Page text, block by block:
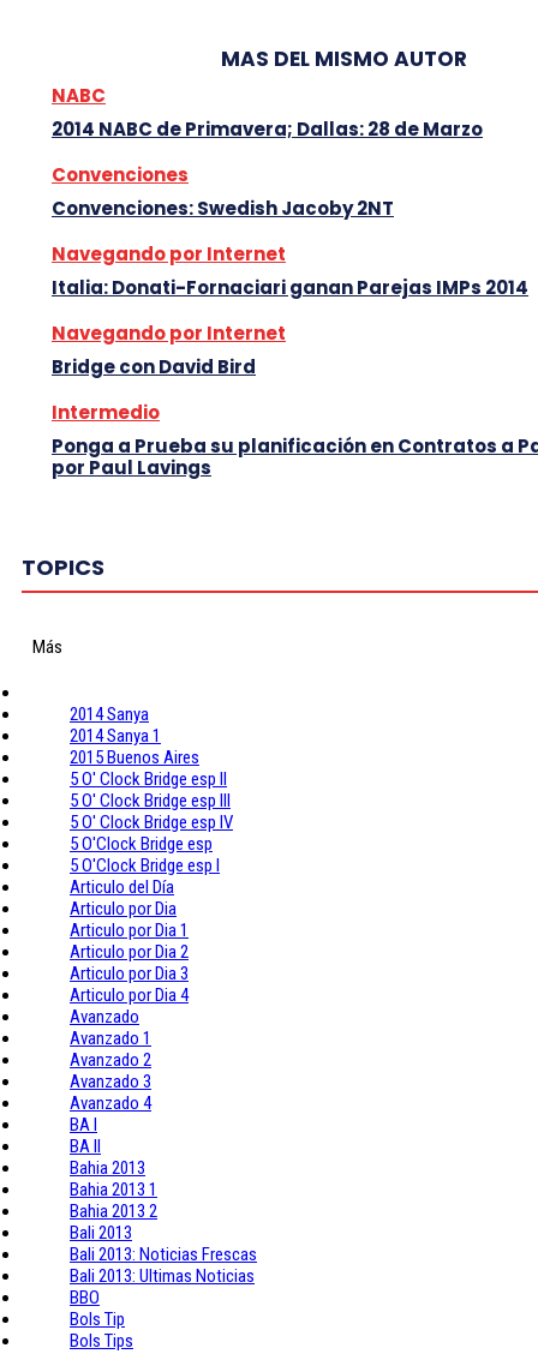
MAS DEL MISMO AUTOR
NABC
2014 NABC de Primavera; Dallas: 28 de Marzo
Convenciones
Convenciones: Swedish Jacoby 2NT
Navegando por Internet
Italia: Donati-Fornaciari ganan Parejas IMPs 2014
Navegando por Internet
Bridge con David Bird
Intermedio
Ponga a Prueba su planificación en Contratos a
por Paul Lavings
TOPICS
Más
2014 Sanya
2014 Sanya 1
2015 Buenos Aires
5 O' Clock Bridge esp II
5 O' Clock Bridge esp III
5 O' Clock Bridge esp IV
5 O'Clock Bridge esp
5 O'Clock Bridge esp I
Articulo del Día
Articulo por Dia
Articulo por Dia 1
Articulo por Dia 2
Articulo por Dia 3
Articulo por Dia 4
Avanzado
Avanzado 1
Avanzado 2
Avanzado 3
Avanzado 4
BA I
BA II
Bahia 2013
Bahia 2013 1
Bahia 2013 2
Bali 2013
Bali 2013: Noticias Frescas
Bali 2013: Ultimas Noticias
BBO
Bols Tip
Bols Tips